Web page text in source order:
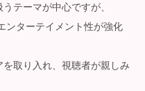
テーマが中心ですが、
ンターテイメント性が強化
取り入れ、視聴者が親しみ